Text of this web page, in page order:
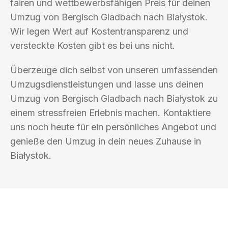
fairen und wettbewerbsfähigen Preis für deinen
Umzug von Bergisch Gladbach nach Białystok.
Wir legen Wert auf Kostentransparenz und
versteckte Kosten gibt es bei uns nicht.
Überzeuge dich selbst von unseren umfassenden
Umzugsdienstleistungen und lasse uns deinen
Umzug von Bergisch Gladbach nach Białystok zu
einem stressfreien Erlebnis machen. Kontaktiere
uns noch heute für ein persönliches Angebot und
genieße den Umzug in dein neues Zuhause in
Białystok.